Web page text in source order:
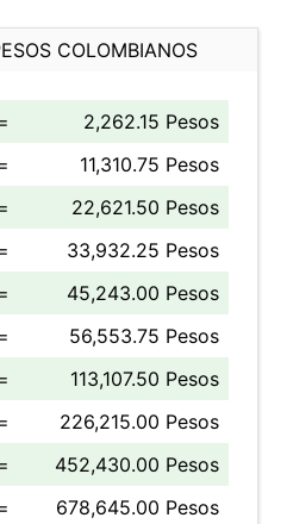
COLOMBIANOS
2,262.15 Pesos
11,310.75 Pesos
22,621.50 Pesos
33,932.25 Pesos
45,243.00 Pesos
56,553.75 Pesos
113,107.50 Pesos
226,215.00 Pesos
452,430.00 Pesos
678,645.00 Pesos